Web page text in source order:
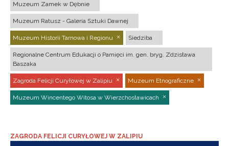
Muzeum Zamek w Dębnie
Muzeum Ratusz - Galeria Sztuki Dawnej
Muzeum Historii Tarnowa i Regionu Siedziba
Regionalne Centrum Edukacji o Pamięci im. gen. bryg. Zdzisława
Baszaka
Zagroda Felicji Curyłowej w Zalipiu Muzeum Etnograficzne
Muzeum Wincentego Witosa w Wierzchosławicach
ZAGRODA FELICJI CURYŁOWEJ W ZALIPIU